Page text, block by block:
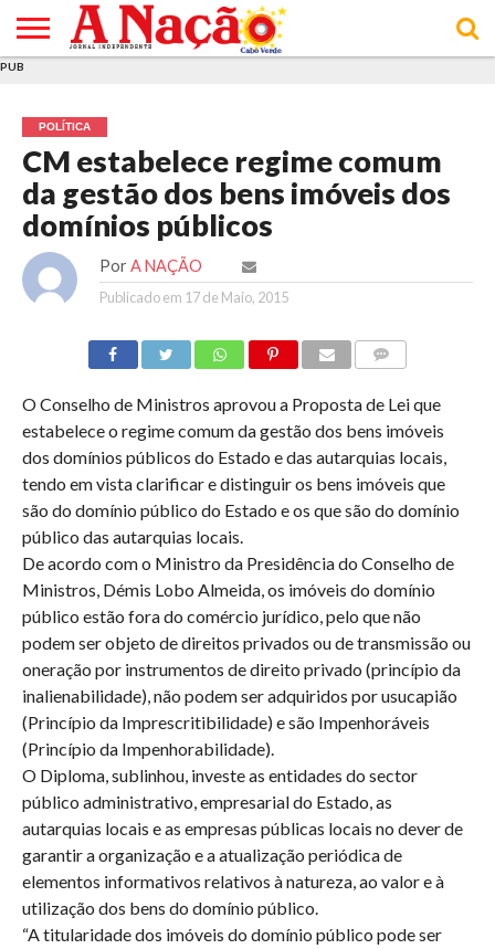
E DE
COOKIES
DE
UTILIZAÇÃO
PUB
POLÍTICA
CM estabelece regime comum
da gestão dos bens imóveis dos
domínios públicos
Por A NAÇÃO
Publicado em 17 de Maio, 2015
O Conselho de Ministros aprovou a Proposta de Lei que
estabelece o regime comum da gestão dos bens imóveis
dos domínios públicos do Estado e das autarquias locais,
tendo em vista clarificar e distinguir os bens imóveis que
são do domínio público do Estado e os que são do domínio
público das autarquias locais.
De acordo com o Ministro da Presidência do Conselho de
Ministros, Démis Lobo Almeida, os imóveis do domínio
público estão fora do comércio jurídico, pelo que não
podem ser objeto de direitos privados ou de transmissão ou
oneração por instrumentos de direito privado (princípio da
inalienabilidade), não podem ser adquiridos por usucapião
(Princípio da Imprescritibilidade) e são Impenhoráveis
(Princípio da Impenhorabilidade).
O Diploma, sublinhou, investe as entidades do sector
público administrativo, empresarial do Estado, as
autarquias locais e as empresas públicas locais no dever de
garantir a organização e a atualização periódica de
elementos informativos relativos à natureza, ao valor e à
utilização dos bens do domínio público.
“A titularidade dos imóveis do domínio público pode ser